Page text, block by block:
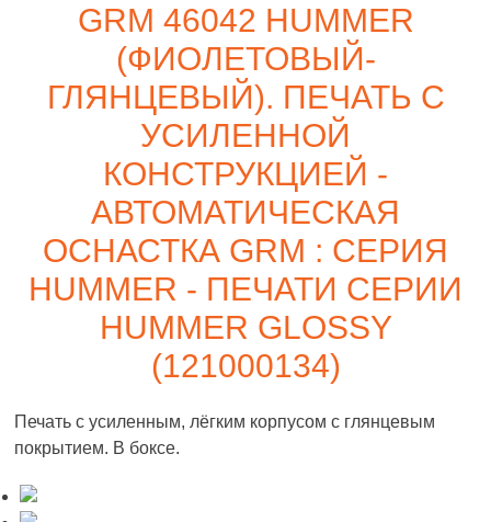
GRM 46042 HUMMER
(ФИОЛЕТОВЫЙ-
ГЛЯНЦЕВЫЙ). ПЕЧАТЬ С
УСИЛЕННОЙ
КОНСТРУКЦИЕЙ -
АВТОМАТИЧЕСКАЯ
ОСНАСТКА GRM : СЕРИЯ
HUMMER - ПЕЧАТИ СЕРИИ
HUMMER GLOSSY
(121000134)
Печать с усиленным, лёгким корпусом с глянцевым
покрытием. В боксе.